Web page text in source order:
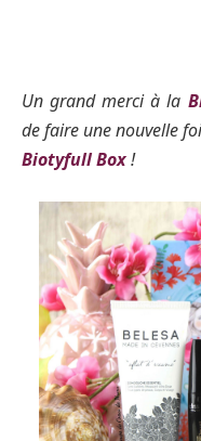
Un grand merci à la
de faire une nouvelle
Biotyfull Box!